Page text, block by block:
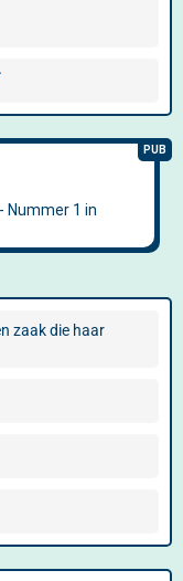
zaak die haar